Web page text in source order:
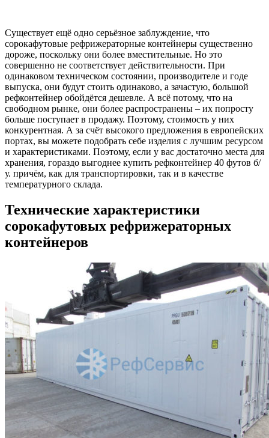
Существует ещё одно серьёзное заблуждение, что
сорокафутовые рефрижераторные контейнеры существенно
дороже, поскольку они более вместительные. Но это
совершенно не соответствует действительности. При
одинаковом техническом состоянии, производителе и годе
выпуска, они будут стоить одинаково, а зачастую, большой
рефконтейнер обойдётся дешевле. А всё потому, что на
свободном рынке, они более распространены – их попросту
больше поступает в продажу. Поэтому, стоимость у них
конкурентная. А за счёт высокого предложения в европейских
портах, вы можете подобрать себе изделия с лучшим ресурсом
и характеристиками. Поэтому, если у вас достаточно места для
хранения, гораздо выгоднее купить рефконтейнер 40 футов б/
у. причём, как для транспортировки, так и в качестве
температурного склада.
Технические характеристики
сорокафутовых рефрижераторных
контейнеров